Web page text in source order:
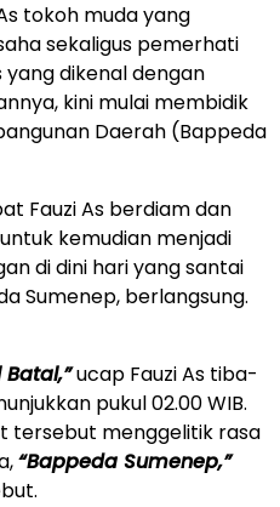
tokoh muda yang
sekaligus pemerhati
yang dikenal dengan
kini mulai membidik
Daerah (Bappeda
Fauzi As berdiam dan
kemudian menjadi
di dini hari yang santai
Sumenep, berlangsung.
Batal,”ucap Fauzi As tiba-
pukul 02.00 WIB.
tersebut menggelitik rasa
“Bappeda Sumenep,”